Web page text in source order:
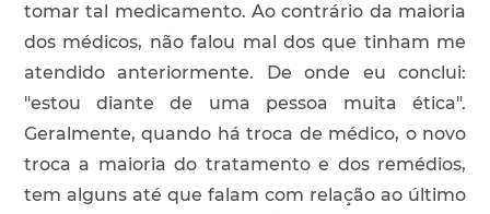
tomar tal medicamento. Ao contrário da maioria
dos médicos, não falou mal dos que tinham me
atendido anteriormente. De onde eu conclui:
"estou diante de uma pessoa muita ética".
Geralmente, quando há troca de médico, o novo
troca a maioria do tratamento e dos remédios,
tem alguns até que falam com relação ao último